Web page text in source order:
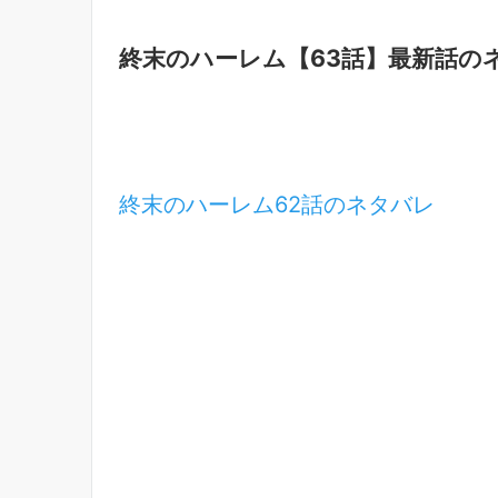
終末のハーレム【63話】最新話の
終末のハーレム62話のネタバレ